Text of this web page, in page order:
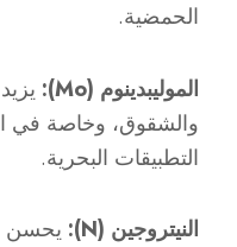
الحمضية.
الموليبدينوم (Mo):
والشقوق، وخاصة في
التطبيقات البحرية.
النيتروجين (N):
يحسن